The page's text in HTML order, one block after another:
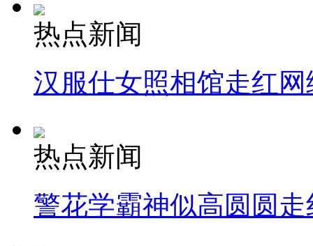
热点新闻
汉服仕女照相馆走红网
热点新闻
警花学霸神似高圆圆走